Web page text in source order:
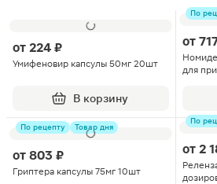
от 224 ₽
Умифеновир капсулы 50мг 20шт
В корзину
По
от
для
По рецепту Товар дня
от 803 ₽
Гриптера капсулы 75мг 10шт
По
от 2